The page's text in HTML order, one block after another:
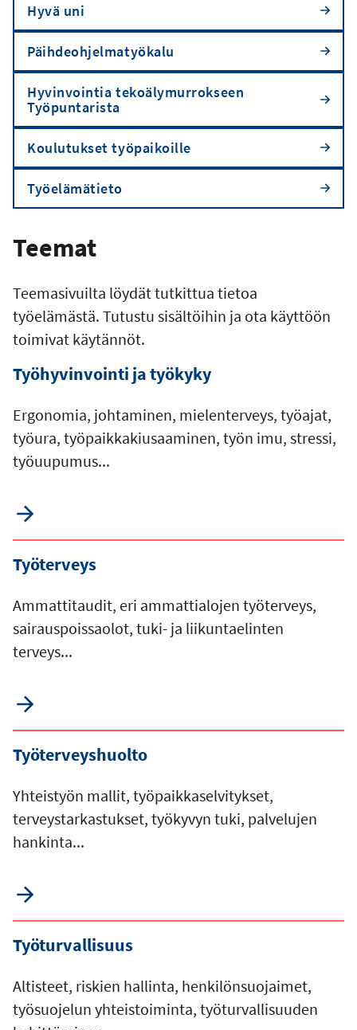
Hyvä uni
Päihdeohjelmatyökalu
Hyvinvointia tekoälymurrokseen
Työpuntarista
Koulutukset työpaikoille
Työelämätieto
Teemat
Teemasivuilta löydät tutkittua tietoa
työelämästä. Tutustu sisältöihin ja ota käyttöön
toimivat käytännöt.
Työhyvinvointi ja työkyky
Ergonomia, johtaminen, mielenterveys, työajat,
työura, työpaikkakiusaaminen, työn imu, stressi,
työuupumus...
Työterveys
Ammattitaudit, eri ammattialojen työterveys,
sairauspoissaolot, tuki- ja liikuntaelinten
terveys...
Työterveyshuolto
Yhteistyön mallit, työpaikkaselvitykset,
terveystarkastukset, työkyvyn tuki, palvelujen
hankinta...
Työturvallisuus
Altisteet, riskien hallinta, henkilönsuojaimet,
työsuojelun yhteistoiminta, työturvallisuuden